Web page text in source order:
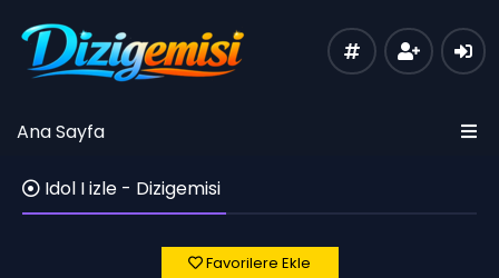
Ana Sayfa
Idol I izle - Dizigemisi
Favorilere Ekle